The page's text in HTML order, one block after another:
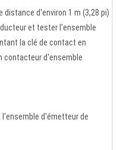
distance d'environ 1 m (3,28 pi)
et tester l'ensemble
la clé de contact en
contacteur d'ensemble
l'ensemble d'émetteur de